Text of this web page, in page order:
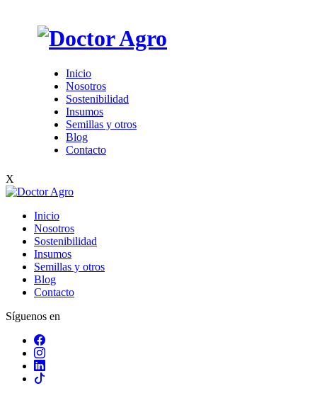
Inicio
Nosotros
Sostenibilidad
Insumos
Semillas y otros
Blog
Contacto
X
Inicio
Nosotros
Sostenibilidad
Insumos
Semillas y otros
Blog
Contacto
Síguenos en